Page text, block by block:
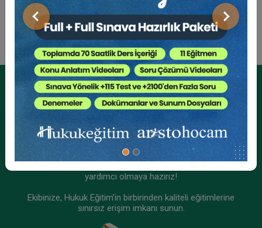
Önceki Sonraki
Kurumsal Üyelikler İçin
Kurumsal Teklif Alın
yardımcı olmaya hazırız!
Ekibinize, Hukuk Eğitim’in birbirinden kaliteli eğitimlerine
sınırsız erişim imkanı sunun.